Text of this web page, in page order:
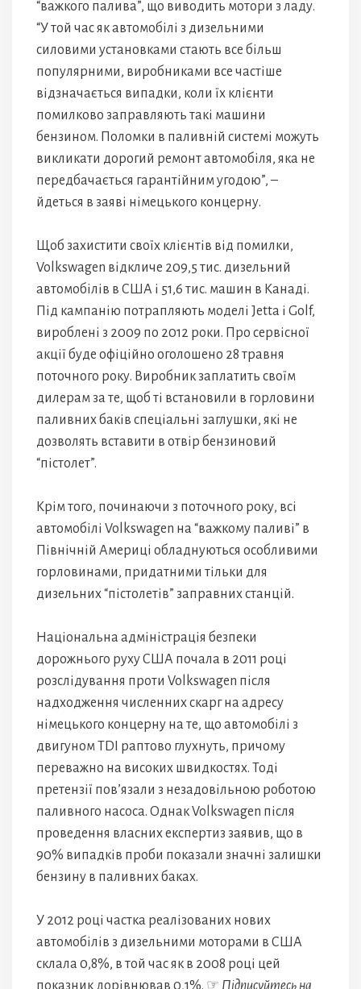
“важкого палива”, що виводить мотори з ладу.
“У той час як автомобілі з дизельними
силовими установками стають все більш
популярними, виробниками все частіше
відзначається випадки, коли їх клієнти
помилково заправляють такі машини
бензином. Поломки в паливній системі можуть
викликати дорогий ремонт автомобіля, яка не
передбачається гарантійним угодою”, –
йдеться в заяві німецького концерну.
Щоб захистити своїх клієнтів від помилки,
Volkswagen відкличе 209,5 тис. дизельний
автомобілів в США і 51,6 тис. машин в Канаді.
Під кампанію потрапляють моделі Jetta і Golf,
вироблені з 2009 по 2012 роки. Про сервісної
акції буде офіційно оголошено 28 травня
поточного року. Виробник заплатить своїм
дилерам за те, щоб ті встановили в горловини
паливних баків спеціальні заглушки, які не
дозволять вставити в отвір бензиновий
“пістолет”.
Крім того, починаючи з поточного року, всі
автомобілі Volkswagen на “важкому паливі” в
Північній Америці обладнуються особливими
горловинами, придатними тільки для
дизельних “пістолетів” заправних станцій.
Національна адміністрація безпеки
дорожнього руху США почала в 2011 році
розслідування проти Volkswagen після
надходження численних скарг на адресу
німецького концерну на те, що автомобілі з
двигуном TDI раптово глухнуть, причому
переважно на високих швидкостях. Тоді
претензії пов’язали з незадовільною роботою
паливного насоса. Однак Volkswagen після
проведення власних експертиз заявив, що в
90% випадків проби показали значні залишки
бензину в паливних баках.
У 2012 році частка реалізованих нових
автомобілів з дизельними моторами в США
склала 0,8%, в той час як в 2008 році цей
показник дорівнював 0,1%. ☞ Підписуйтесь на